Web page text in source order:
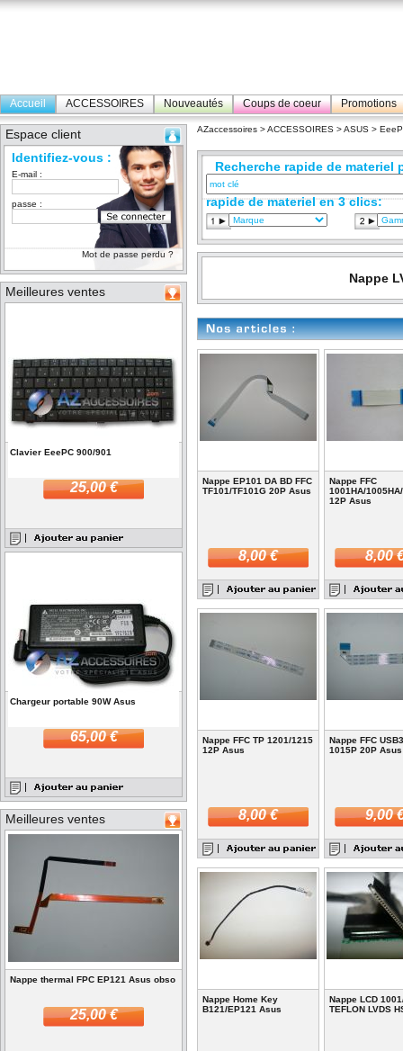
Accueil ACCESSOIRES Nouveautés Coups de coeur Promotions
Espace client
Identifiez-vous :
E-mail :
passe :
Mot de passe perdu ?
Meilleures ventes
Clavier EeePC 900/901
25,00 €
Chargeur portable 90W Asus
65,00 €
Meilleures ventes
Nappe thermal FPC EP121 Asus obso
25,00 €
AZaccessoires >ACCESSOIRES >ASUS >
Recherche rapide de materiel
rapide de materiel en 3 clics:
Nappe
Nappe EP101 DA BD FFC
TF101/TF101G 20P Asus
8,00 €
Nappe FFC
1001HA/
12P Asus
8,00
Nappe FFC TP 1201/1215
12P Asus
8,00 €
Nappe FFC
1015P 20P Asus
9,00
Nappe Home Key
B121/EP121 Asus
Nappe LCD
TEFLON LVDS